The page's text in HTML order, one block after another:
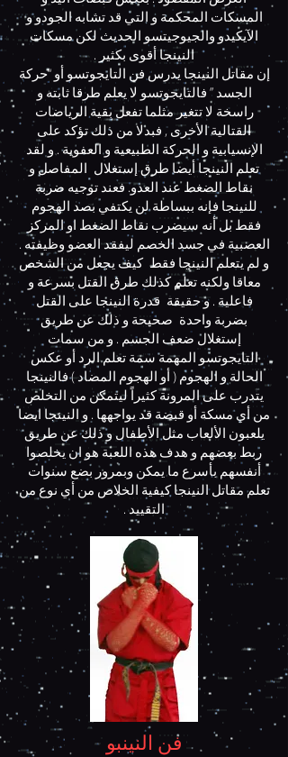
المسكات المحكمة و التي قد تشابه الجودو و
الآيكيدو والجيوجيتسو الحديث لكن مسكات
النينجا أقوى بكثير .
إن مقاتل النينجا يدرس فن التايجوتسو أو “حركة
الجسد ” فالتايجوتسو لا يعلم طرقا ثابته و
راسخة لا تتغير مثلما تفعل بقية الرياضات
القتالية الأخرى , فبدلا من ذلك تؤكد على
الإنسيابية و الحركة الطبيعية و العفوية . و لقد
تعلم النينجا أيضا طرق إستغلال المفاصل و
نقاط الضغط عند العدو. فعند توجيه ضربة
للنينجا فإنه ببساطة لن يكتفي بصد الهجوم
فقط بل أنه سيضرب نقاط الضغط او المركز
العصبية في جسد الخصم ليفقد العضو وظيفته .
و لم يتعلم النينجا فقط كيف يجعل من الشخص
معاقا ولكنه تعلم كذلك طرق القتل بسرعة و
فاعلية . و حقيقة قدرة النينجا على القتل
بضربة واحدة صحيحة و ذلك عن طريق
إستغلال ضعف الجسم . و من سمات
التايجوتسو المهمة سمة تعلم الرد أو عكس
الحالة و الهجوم ( أو الهجوم المضاد ) فالنينجا
يتدرب على المرونة كثيراً ليتمكن من التخلص
من أي مسكة أو قبضة قد يواجهها . و النينجا ايضا
يلعبون الألعاب مثل الأطفال و ذلك عن طريق
ربط بعضهم و هدف هذه اللعبة هو ان يخلصوا
أنفسهم بأسرع ما يمكن وبمرور بضع سنوات
تعلم مقاتل النينجا كيفية الخلاص من أي نوع من
التقييد .
فن النينبو